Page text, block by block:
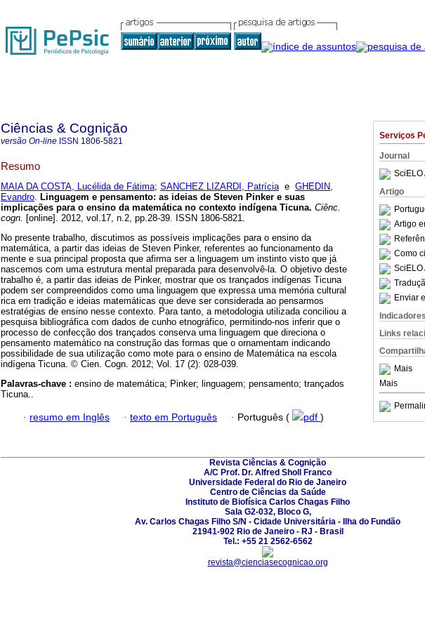
Serviços
Journal
SciELO
Artigo
Artigo
Como
SciELO
Enviar
Indicadores
Links
Mais
Mais
Ciências & Cognição
versão On-line ISSN 1806-5821
Resumo
MAIA DA COSTA, Lucélida de Fátima; SANCHEZ LIZARDI, Patríciae GHEDIN,
Evandro. Linguagem e pensamento: as ideias de Steven Pinker e suas
implicações para o ensino da matemática no contexto indígena Ticuna. Ciênc.
cogn. [online]. 2012, vol.17, n.2, pp.28-39. ISSN 1806-5821.
No presente trabalho, discutimos as possíveis implicações para o ensino da
matemática, a partir das ideias de Steven Pinker, referentes ao funcionamento da
mente e sua principal proposta que afirma ser a linguagem um instinto visto que já
nascemos com uma estrutura mental preparada para desenvolvê-la. O objetivo deste
trabalho é, a partir das ideias de Pinker, mostrar que os trançados indígenas Ticuna
podem ser compreendidos como uma linguagem que expressa uma memória cultural
rica em tradição e ideias matemáticas que deve ser considerada ao pensarmos
estratégias de ensino nesse contexto. Para tanto, a metodologia utilizada conciliou a
pesquisa bibliográfica com dados de cunho etnográfico, permitindo-nos inferir que o
processo de confecção dos trançados conserva uma linguagem que direciona o
pensamento matemático na construção das formas que o ornamentam indicando
possibilidade de sua utilização como mote para o ensino de Matemática na escola
indígena Ticuna. © Cien. Cogn. 2012; Vol. 17 (2): 028-039.
Palavras-chave : ensino de matemática; Pinker; linguagem; pensamento; trançados
Ticuna..
· resumo em Inglês · texto em Português · Português ( pdf )
Revista Ciências & Cognição
A/C Prof. Dr. Alfred Sholl Franco
Universidade Federal do Rio de Janeiro
Centro de Ciências da Saúde
Instituto de Biofísica Carlos Chagas Filho
Sala G2-032, Bloco G,
Av. Carlos Chagas Filho S/N - Cidade Universitária - Ilha do Fundão
21941-902 Rio de Janeiro - RJ - Brasil
Tel.: +55 21 2562-6562
revista@cienciasecognicao.org